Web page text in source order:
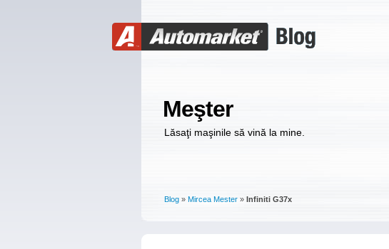
Meşter
Lăsaţi maşinile să vină la mine.
Blog » Mircea Mester » Infiniti G37x